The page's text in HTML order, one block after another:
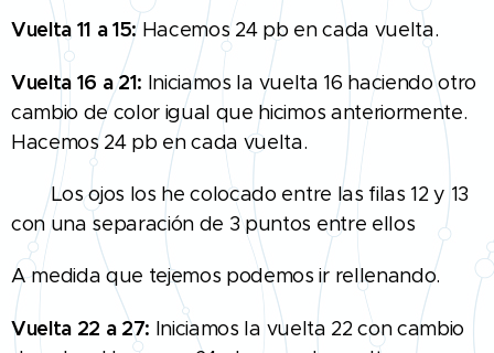
Vuelta 11 a 15:Hacemos 24 pb en cada vuelta.
Vuelta 16 a 21: Iniciamos la vuelta 16 haciendo otro
cambio de color igual que hicimos anteriormente.
Hacemos 24 pb en cada vuelta.
👀 Los ojos los he colocado entre las filas 12 y 13
con una separación de 3 puntos entre ellos
A medida que tejemos podemos ir rellenando.
Vuelta 22 a 27: Iniciamos la vuelta 22 con cambio